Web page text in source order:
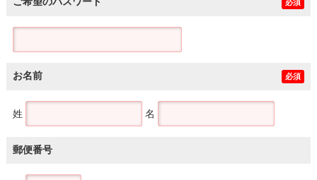
必須
お名前 必須
姓 名
郵便番号